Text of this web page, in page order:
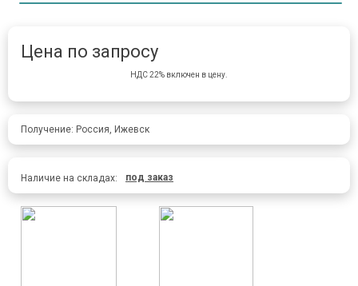
Цена по запросу
НДС 22% включен в цену.
Получение: Россия, Ижевск
Наличие на складах: под заказ